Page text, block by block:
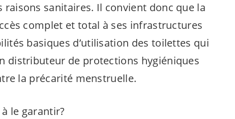
sanitaires. Il convient donc que la
complet et total à ses infrastructures
basiques d’utilisation des toilettes qui
distributeur de protections hygiéniques
la précarité menstruelle.
le garantir?